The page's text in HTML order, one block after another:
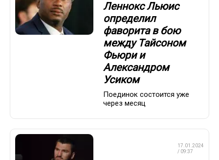
Леннокс Льюис
определил
фаворита в бою
между Тайсоном
Фьюри и
Александром
Усиком
Поединок состоится уже
через месяц
17.01.2024
/ 09:37